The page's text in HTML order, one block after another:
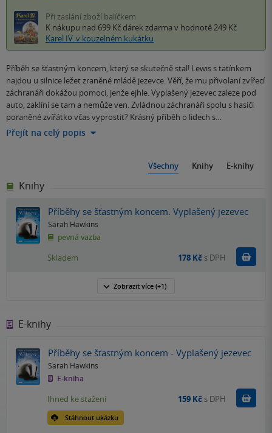
Při zaslání zboží balíčkem
K nákupu nad 699 Kč dárek zdarma v hodnotě 249 Kč
Karel IV. v kouzelném kukátku
Příběh se šťastným koncem, který se skutečně stal! Lewis s tatínkem
najdou u silnice ležet zraněné mládě jezevce. Věří, že mu přivolaní zvířecí
záchranáři dokážou pomoci, jenže ejhle. Vyplašený jezevec zaleze pod
auto, zaklíní se tam a nemůže ven. Zvládnou záchranáři spolu s hasiči
poraněné zvířátko včas vyprostit? Krásný příběh o lidech s…
Přejít na celý popis
Všechny Knihy E-knihy
Knihy
Příběhy se šťastným koncem: Vyplašený jezevec
Sarah Hawkins
pevná vazba
Skladem 178 Kč s DPH
Zobrazit více (+1)
E-knihy
Příběhy se šťastným koncem - Vyplašený jezevec
Sarah Hawkins
E-kniha
Stáhnout ukázku
Ihned ke stažení 159 Kč s DPH Koupit